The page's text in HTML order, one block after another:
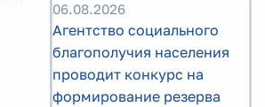
06.08.2026
Агентство социального
благополучия населения
проводит конкурс на
формирование резерва